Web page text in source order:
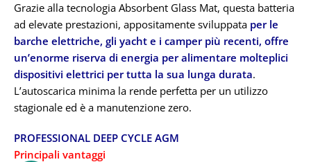
Grazie alla tecnologia Absorbent Glass Mat, questa batteria
ad elevate prestazioni, appositamente sviluppata per le
barche elettriche, gli yacht e i camper più recenti, offre
un’enorme riserva di energia per alimentare molteplici
dispositivi elettrici per tutta la sua lunga durata.
L’autoscarica minima la rende perfetta per un utilizzo
stagionale ed è a manutenzione zero.
PROFESSIONAL DEEP CYCLE AGM
Principali vantaggi